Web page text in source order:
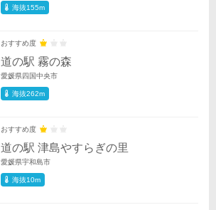
海抜155m
おすすめ度
道の駅 霧の森
愛媛県四国中央市
海抜262m
おすすめ度
道の駅 津島やすらぎの里
愛媛県宇和島市
海抜10m